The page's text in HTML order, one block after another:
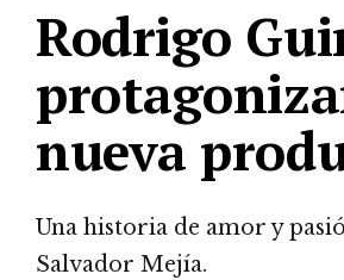
Rodrigo
nueva
Una historia de amor y
Salvador Mejía.